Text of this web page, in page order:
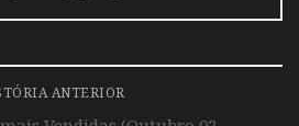
ANTERIOR